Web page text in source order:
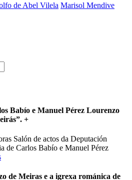
de Abel Vilela Marisol Mendive
Babío e Manuel Pérez Lourenzo
+
Salón de actos da Deputación
de Carlos Babío e Manuel Pérez
de Meiras e a igrexa románica de